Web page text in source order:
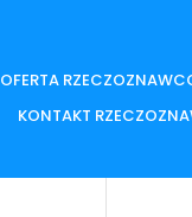
OFERTA
KONTAKT